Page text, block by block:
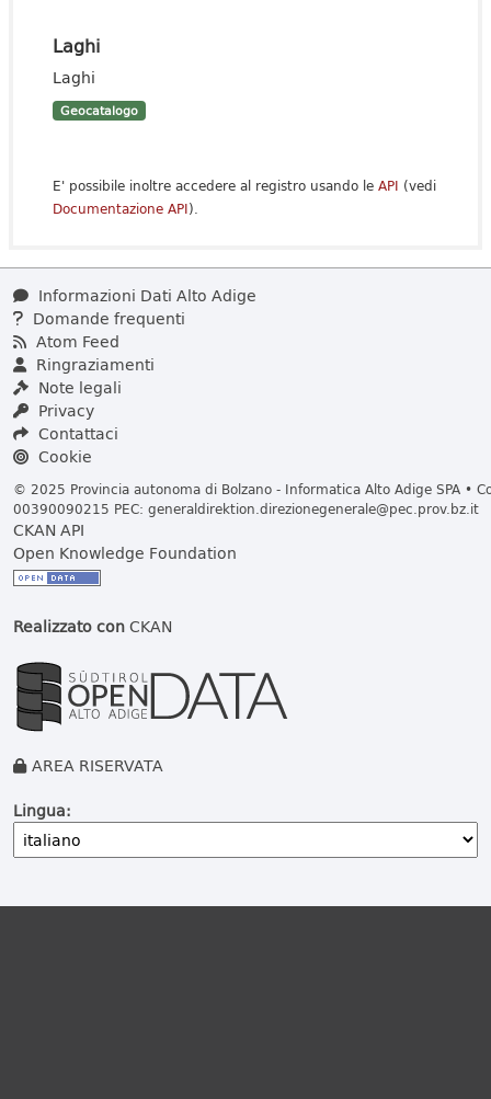
Laghi
Laghi
Geocatalogo
E' possibile inoltre accedere al registro usando le API (vedi
Documentazione API).
Informazioni Dati Alto Adige
Domande frequenti
Atom Feed
Ringraziamenti
Note legali
Privacy
Contattaci
Cookie
© 2025 Provincia autonoma di Bolzano - Informatica Alto Adige SPA •
00390090215 PEC: generaldirektion.direzionegenerale@pec.prov.bz.it
CKAN API
Open Knowledge Foundation
Realizzato conCKAN
AREA RISERVATA
Lingua